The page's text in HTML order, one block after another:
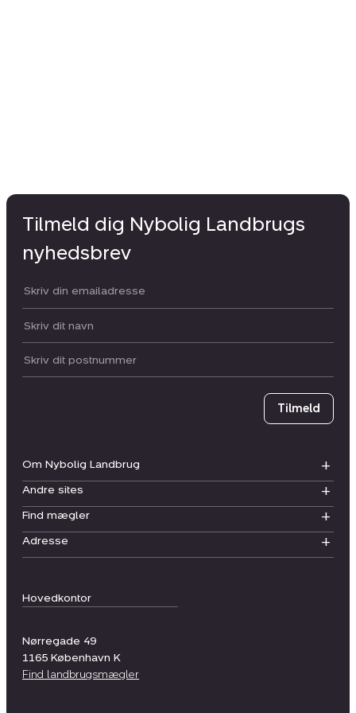
Hovedkontor
Nørregade 49
1165 København K
Find landbrugsmægler
Om Nybolig Landbrug
Andre sites
Find mægler
Adresse
Tilmeld dig Nybolig Landbrugs
nyhedsbrev
Din email:
Dit navn:
Postnummer
Tilmeld